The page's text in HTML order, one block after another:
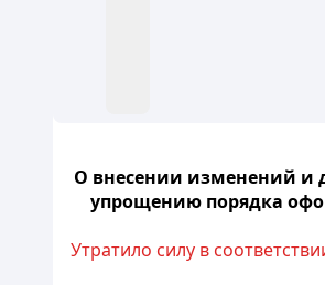
О внесении изменений и
упрощению порядка
Утратило силу в